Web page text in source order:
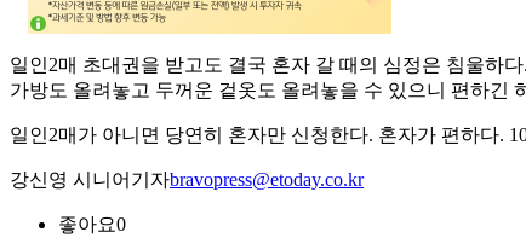
일인2매 초대권을 받고도 결국 혼자 갈 때의 심정은 침울하
가방도 올려놓고 두꺼운 겉옷도 올려놓을 수 있으니 편하긴
일인2매가 아니면 당연히 혼자만 신청한다. 혼자가 편하다.
강신영 시니어기자bravopress@etoday.co.kr
좋아요0